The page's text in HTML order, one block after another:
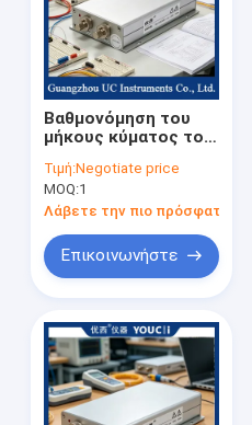
Βαθμονόμηση του
μήκους κύματος του
ισχύος στα
850nm/980nm/1310nm/
Τιμή:Negotiate price
MOQ:1
Λάβετε την πιο πρόσφατη
Επικοινωνήστε